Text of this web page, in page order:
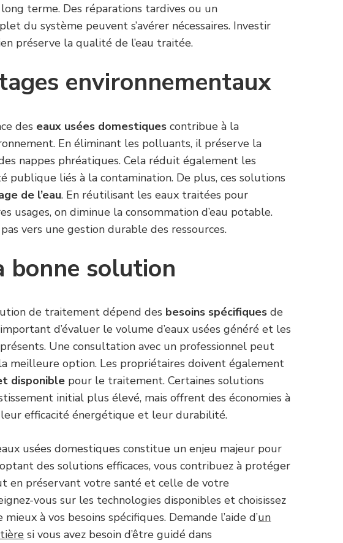
terme. Des réparations tardives ou un
du système peuvent s’avérer nécessaires. Investir
préserve la qualité de l’eau traitée.
environnementaux
des eaux usées domestiques contribue à la
En éliminant les polluants, il préserve la
nappes phréatiques. Cela réduit également les
publique liés à la contamination. De plus, ces solutions
de l’eau. En réutilisant les eaux traitées pour
usages, on diminue la consommation d’eau potable.
vers une gestion durable des ressources.
bonne solution
de traitement dépend des besoins spécifiques de
d’évaluer le volume d’eaux usées généré et les
Une consultation avec un professionnel peut
meilleure option. Les propriétaires doivent également
disponible pour le traitement. Certaines solutions
initial plus élevé, mais offrent des économies à
efficacité énergétique et leur durabilité.
usées domestiques constitue un enjeu majeur pour
des solutions efficaces, vous contribuez à protéger
en préservant votre santé et celle de votre
vous sur les technologies disponibles et choisissez
à vos besoins spécifiques. Demande l’aide d’un
si vous avez besoin d’être guidé dans